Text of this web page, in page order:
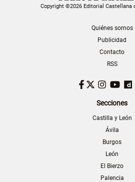
Copyright ©2026 Editorial Castellana
Quiénes somos
Publicidad
Contacto
RSS
Facebook
Twitter
Secciones
Castilla y León
Ávila
Burgos
León
El Bierzo
Palencia